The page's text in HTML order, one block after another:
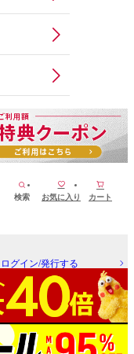
検索 お気に入り カート
ログイン/発行する